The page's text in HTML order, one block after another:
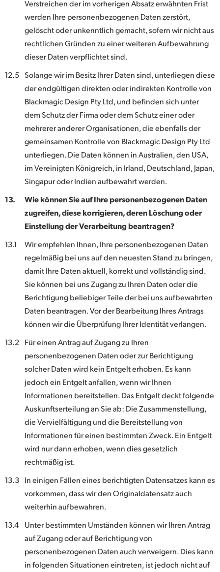
Verstreichen der im vorherigen Absatz erwähnten Frist
werden Ihre personenbezogenen Daten zerstört,
gelöscht oder unkenntlich gemacht, sofern wir nicht aus
rechtlichen Gründen zu einer weiteren Aufbewahrung
dieser Daten verpflichtet sind.
12.5 Solange wir im Besitz Ihrer Daten sind, unterliegen diese
der endgültigen direkten oder indirekten Kontrolle von
Blackmagic Design Pty Ltd, und befinden sich unter
dem Schutz der Firma oder dem Schutz einer oder
mehrerer anderer Organisationen, die ebenfalls der
gemeinsamen Kontrolle von Blackmagic Design Pty Ltd
unterliegen. Die Daten können in Australien, den USA,
im Vereinigten Königreich, in Irland, Deutschland, Japan,
Singapur oder Indien aufbewahrt werden.
13.
Wie können Sie auf Ihre personenbezogenen Daten
zugreifen, diese korrigieren, deren Löschung oder
Einstellung der Verarbeitung beantragen?
13.1
Wir empfehlen Ihnen, Ihre personenbezogenen Daten
regelmäßig bei uns auf den neuesten Stand zu bringen,
damit Ihre Daten aktuell, korrekt und vollständig sind.
Sie können bei uns Zugang zu Ihren Daten oder die
Berichtigung beliebiger Teile der bei uns aufbewahrten
Daten beantragen. Vor der Bearbeitung Ihres Antrags
können wir die Überprüfung Ihrer Identität verlangen.
13.2 Für einen Antrag auf Zugang zu Ihren
personenbezogenen Daten oder zur Berichtigung
solcher Daten wird kein Entgelt erhoben. Es kann
jedoch ein Entgelt anfallen, wenn wir Ihnen
Informationen bereitstellen. Das Entgelt deckt folgende
Auskunftserteilung an Sie ab: Die Zusammenstellung,
die Vervielfältigung und die Bereitstellung von
Informationen für einen bestimmten Zweck. Ein Entgelt
wird nur dann erhoben, wenn dies gesetzlich
rechtmäßig ist.
13.3 In einigen Fällen eines berichtigten Datensatzes kann es
vorkommen, dass wir den Originaldatensatz auch
weiterhin aufbewahren.
13.4
Unter bestimmten Umständen können wir Ihren Antrag
auf Zugang oder auf Berichtigung von
personenbezogenen Daten auch verweigern. Dies kann
in folgenden Situationen eintreten, ist jedoch nicht auf